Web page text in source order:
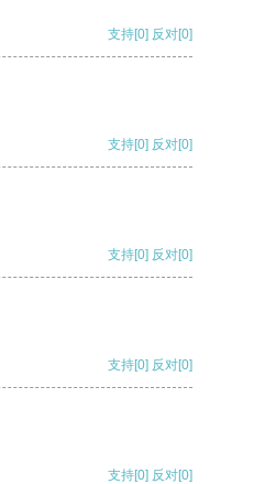
支持[0] 反对[0]
支持[0] 反对[0]
支持[0] 反对[0]
支持[0] 反对[0]
支持[0] 反对[0]